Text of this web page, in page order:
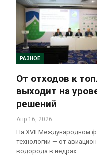
РАЗНОЕ
От отходов к
выходит на
решений
Апр 16, 2026
На XVII Международном
технологии — от
водорода в недрах